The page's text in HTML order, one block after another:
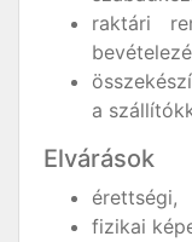
raktári
a
Elvárások
érettségi,
fizikai